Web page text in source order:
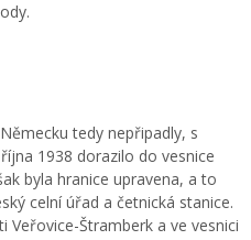
tedy nepřipadly, s
1938 dorazilo do vesnice
byla hranice upravena, a to
celní úřad a četnická stanice.
Veřovice-Štramberk a ve vesnici